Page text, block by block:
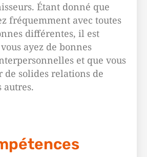
Étant donné que
fréquemment avec toutes
différentes, il est
ayez de bonnes
et que vous
de solides relations de
autres.